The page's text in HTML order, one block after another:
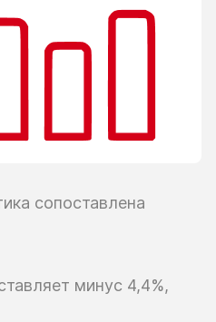
сопоставлена
минус 4,4%,